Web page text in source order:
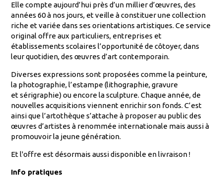
Elle compte aujourd’hui près d’un millier d’œuvres, des
années 60 à nos jours, et veille à constituer une collection
riche et variée dans ses orientations artistiques. Ce service
original offre aux particuliers, entreprises et
établissements scolaires l’opportunité de côtoyer, dans
leur quotidien, des œuvres d’art contemporain.
Diverses expressions sont proposées comme la peinture,
la photographie, l’estampe (lithographie, gravure
et sérigraphie) ou encore la sculpture. Chaque année, de
nouvelles acquisitions viennent enrichir son fonds. C’est
ainsi que l’artothèque s’attache à proposer au public des
œuvres d’artistes à renommée internationale mais aussi à
promouvoir la jeune génération.
Et l'offre est désormais aussi disponible en livraison !
Info pratiques